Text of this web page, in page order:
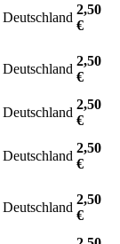
Deutschland
2,50
€
Deutschland
2,50
€
Deutschland
2,50
€
Deutschland
2,50
€
Deutschland
2,50
€